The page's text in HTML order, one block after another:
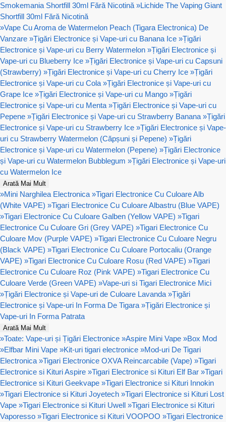
Smokemania Shortfill 30ml Fără Nicotină »Lichide The Vaping Giant
Shortfill 30ml Fără Nicotină
»Vape Cu Aroma de Watermelon Peach (Tigara Electronica) De
Vanzare »Țigări Electronice și Vape-uri cu Banana Ice »Țigări
Electronice și Vape-uri cu Berry Watermelon »Țigări Electronice și
Vape-uri cu Blueberry Ice »Țigări Electronice și Vape-uri cu Capsuni
(Strawberry) »Țigări Electronice și Vape-uri cu Cherry Ice »Țigări
Electronice și Vape-uri cu Cola »Țigări Electronice și Vape-uri cu
Grape Ice »Țigări Electronice și Vape-uri cu Mango »Țigări
Electronice și Vape-uri cu Menta »Țigări Electronice și Vape-uri cu
Pepene »Țigări Electronice și Vape-uri cu Strawberry Banana »Țigări
Electronice și Vape-uri cu Strawberry Ice »Țigări Electronice și Vape-
uri cu Strawberry Watermelon (Căpșuni și Pepene) »Țigări
Electronice și Vape-uri cu Watermelon (Pepene) »Țigări Electronice
și Vape-uri cu Watermelon Bubblegum »Țigări Electronice și Vape-uri
cu Watermelon Ice
Arată Mai Mult
»Mini Narghilea Electronica »Tigari Electronice Cu Culoare Alb
(White VAPE) »Tigari Electronice Cu Culoare Albastru (Blue VAPE)
»Tigari Electronice Cu Culoare Galben (Yellow VAPE) »Tigari
Electronice Cu Culoare Gri (Grey VAPE) »Tigari Electronice Cu
Culoare Mov (Purple VAPE) »Tigari Electronice Cu Culoare Negru
(Black VAPE) »Tigari Electronice Cu Culoare Portocaliu (Orange
VAPE) »Tigari Electronice Cu Culoare Rosu (Red VAPE) »Tigari
Electronice Cu Culoare Roz (Pink VAPE) »Tigari Electronice Cu
Culoare Verde (Green VAPE) »Vape-uri si Tigari Electronice Mici
»Țigări Electronice și Vape-uri de Culoare Lavanda »Țigări
Electronice și Vape-uri In Forma De Tigara »Țigări Electronice și
Vape-uri In Forma Patrata
Arată Mai Mult
»Toate: Vape-uri și Țigări Electronice »Aspire Mini Vape »Box Mod
»Elfbar Mini Vape »Kit-uri tigari electronice »Mod-uri De Tigari
Electronica »Tigari Electronice OXVA Reincarcabile (Vape) »Tigari
Electronice si Kituri Aspire »Tigari Electronice si Kituri Elf Bar »Tigari
Electronice si Kituri Geekvape »Tigari Electronice si Kituri Innokin
»Tigari Electronice si Kituri Joyetech »Tigari Electronice si Kituri Lost
Vape »Tigari Electronice si Kituri Uwell »Tigari Electronice si Kituri
Vaporesso »Tigari Electronice si Kituri VOOPOO »Tigari Electronice